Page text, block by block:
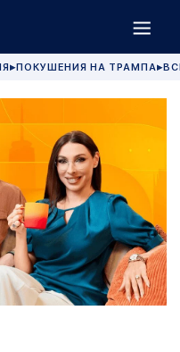
▶ПОКУШЕНИЯ НА ТРАМПА▶